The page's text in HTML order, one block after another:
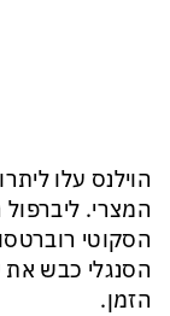
המצרי.
הזמן.